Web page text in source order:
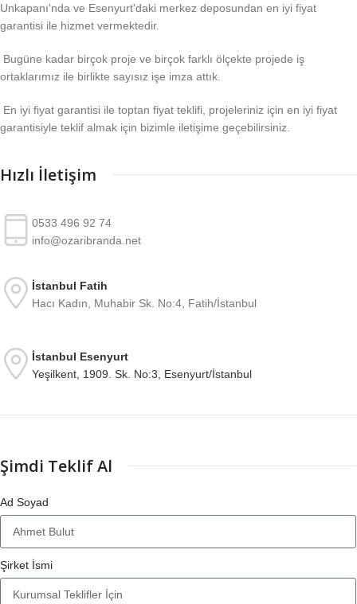
Unkapanı'nda ve Esenyurt'daki merkez deposundan en iyi fiyat
garantisi ile hizmet vermektedir.
Bugüne kadar birçok proje ve birçok farklı ölçekte projede iş
ortaklarımız ile birlikte sayısız işe imza attık.
En iyi fiyat garantisi ile toptan fiyat teklifi, projeleriniz için en iyi fiyat
garantisiyle teklif almak için bizimle iletişime geçebilirsiniz.
Hızlı İletişim
0533 496 92 74
info@ozaribranda.net
İstanbul Fatih
Hacı Kadın, Muhabir Sk. No:4, Fatih/İstanbul
İstanbul Esenyurt
Yeşilkent, 1909. Sk. No:3, Esenyurt/İstanbul
Şimdi Teklif Al
Ad Soyad
Şirket İsmi